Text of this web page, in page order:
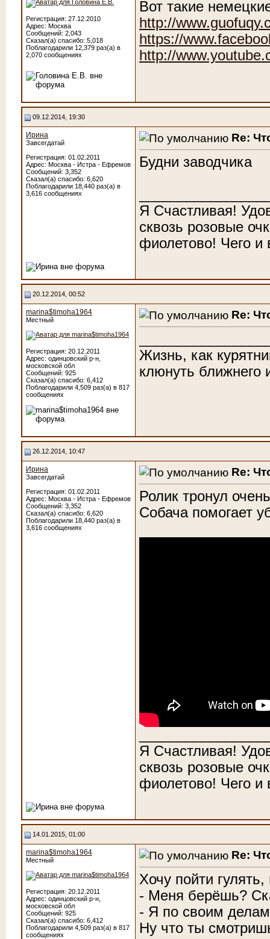
Регистрация: 27.12.2010
Адрес: Москва
Сообщений: 2,043
Сказал(а) спасибо: 5,018
Поблагодарили 12,379 раз(а) в
2,070 сообщениях
Вот такие
http://
https://
http://
09.12.2014, 19:30
Ирина
Завсегдатай
Регистрация: 01.02.2011
Адрес: Москва - Истра - Ефремов
Сообщений: 3,352
Сказал(а) спасибо: 6,620
Поблагодарили 18,440 раз(а) в
3,616 сообщениях
Re:
Будни заводчика
Я Счастливая!
сквозь розовые
фиолетово! Чего
20.12.2014, 00:52
marina$timoha1964
Местный
Регистрация: 20.12.2011
Адрес: одинцовский р-н,
московской обл
Сообщений: 925
Сказал(а) спасибо: 6,412
Поблагодарили 4,509 раз(а) в 817
сообщениях
Re:
Жизнь, как
клюнуть ближнего
26.12.2014, 10:47
Ирина
Завсегдатай
Регистрация: 01.02.2011
Адрес: Москва - Истра - Ефремов
Сообщений: 3,352
Сказал(а) спасибо: 6,620
Поблагодарили 18,440 раз(а) в
3,616 сообщениях
Re:
Ролик тронул
Собача помогает
Я Счастливая!
сквозь розовые
фиолетово! Чего
14.01.2015, 01:00
marina$timoha1964
Местный
Регистрация: 20.12.2011
Адрес: одинцовский р-н,
московской обл
Сообщений: 925
Сказал(а) спасибо: 6,412
Поблагодарили 4,509 раз(а) в 817
сообщениях
Re:
Хочу пойти
- Меня берёшь?
- Я по своим
Ну что ты